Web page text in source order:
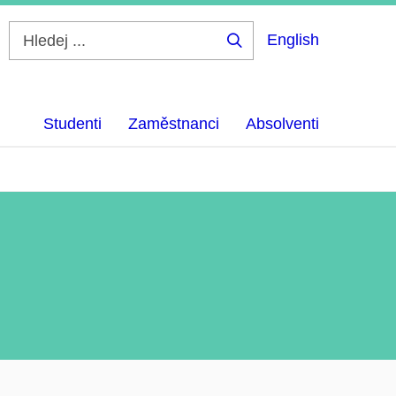
English
Studenti Zaměstnanci Absolventi